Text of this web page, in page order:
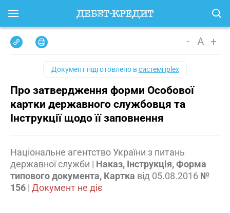
- A +
Документ підготовлено всистемі iplex
Про затвердження форми Особової
картки державного службовця та
Інструкції щодо її заповнення
Національне агентство України з питань
державної служби | Наказ, Інструкція, Форма
типового документа, Картка від 05.08.2016 №
156 | Документ не діє